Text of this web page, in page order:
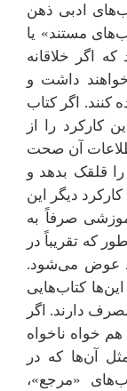
ادبی ذهن
مستند» یا
اگر خلاقانه
داشت و
کنند. اگر کتاب
کارکرد را از
آن صحت
قلقک بدهد و
کارکرد دیگر این
صرفاً به
که تقریباً در
عوض می‌شود.
کتاب‌هایی
دارند. اگر
خواه ناخواه
آن‌ها که در
«مرجع»،